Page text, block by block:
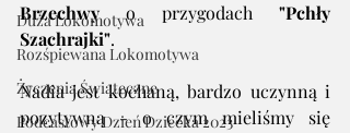
Duża Lokomotywa
Rozśpiewana Lokomotywa
Życzenia Świąteczne
Podcastowy Dzień Dziecka 2023
Brzechwy o przygodach "Pchły
Szachrajki".
Nadia jest kochaną, bardzo uczynną i
pozytywną - o czym mieliśmy się